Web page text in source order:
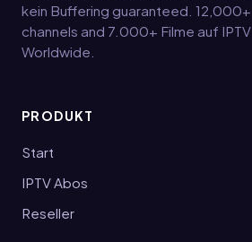
kein Buffering guaranteed. 12,000+
channels and 7.000+ Filme auf IPTV
Worldwide.
PRODUKT
Start
IPTV Abos
Reseller